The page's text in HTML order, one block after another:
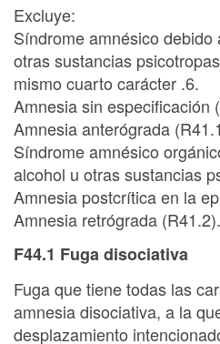
Excluye:
Síndrome amnésico
otras sustancias
mismo cuarto carácter .6.
Amnesia sin especificación
Amnesia anterógrada
Síndrome amnésico
alcohol u otras sustancias
Amnesia postcrítica en la
Amnesia retrógrada (R41.2).
F44.1 Fuga disociativa
Fuga que tiene todas las
amnesia disociativa, a la
desplazamiento